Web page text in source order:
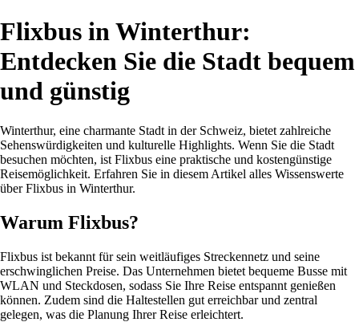
Flixbus in Winterthur:
Entdecken Sie die Stadt bequem
und günstig
Winterthur, eine charmante Stadt in der Schweiz, bietet zahlreiche
Sehenswürdigkeiten und kulturelle Highlights. Wenn Sie die Stadt
besuchen möchten, ist Flixbus eine praktische und kostengünstige
Reisemöglichkeit. Erfahren Sie in diesem Artikel alles Wissenswerte
über Flixbus in Winterthur.
Warum Flixbus?
Flixbus ist bekannt für sein weitläufiges Streckennetz und seine
erschwinglichen Preise. Das Unternehmen bietet bequeme Busse mit
WLAN und Steckdosen, sodass Sie Ihre Reise entspannt genießen
können. Zudem sind die Haltestellen gut erreichbar und zentral
gelegen, was die Planung Ihrer Reise erleichtert.